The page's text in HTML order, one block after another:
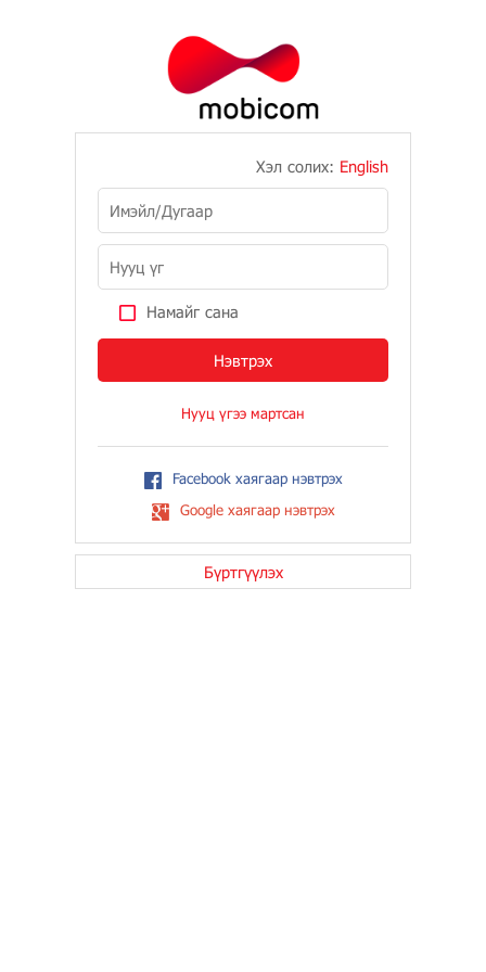
Хэл солих: English
Намайг сана
Нууц үгээ мартсан
Facebook хаягаар нэвтрэх
Google хаягаар нэвтрэх
Бүртгүүлэх